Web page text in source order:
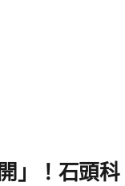
」！石頭科